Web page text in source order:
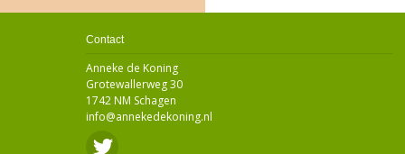
Contact
Anneke de Koning
Grotewallerweg 30
1742 NM Schagen
info@annekedekoning.nl